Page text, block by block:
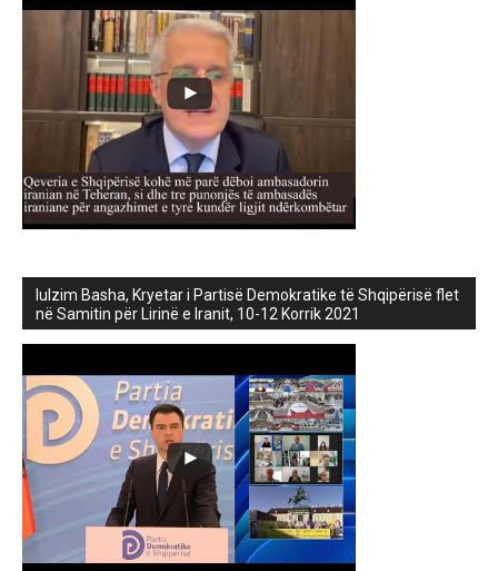
lulzim Basha, Kryetar i Partisë Demokratike të Shqipërisë flet
në Samitin për Lirinë e Iranit, 10-12 Korrik 2021